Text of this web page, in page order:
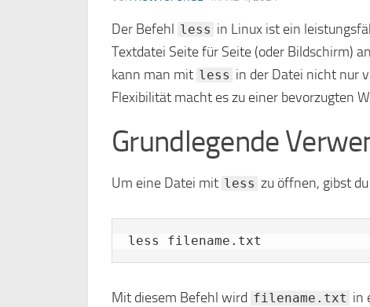
Der Befehl less in Linux ist ein
Textdatei Seite für Seite (oder Bildschirm)
kann man mit less in der Datei nicht nur
Flexibilität macht es zu einer bevorzugten
Grundlegende
Um eine Datei mit less zu öffnen, gibst du
less filename.txt
Mit diesem Befehl wird filename.txt in